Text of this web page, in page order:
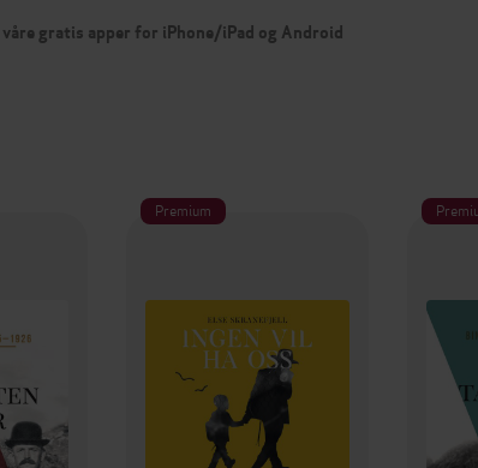
våre gratis apper for iPhone/iPad og Android
Premium